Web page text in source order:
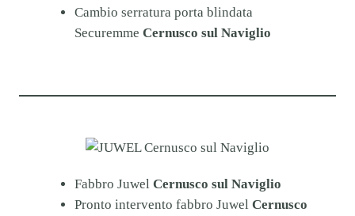
Cambio serratura porta blindata
Securemme Cernusco sul Naviglio
Fabbro Juwel Cernusco sul Naviglio
Pronto intervento fabbro Juwel Cernusco